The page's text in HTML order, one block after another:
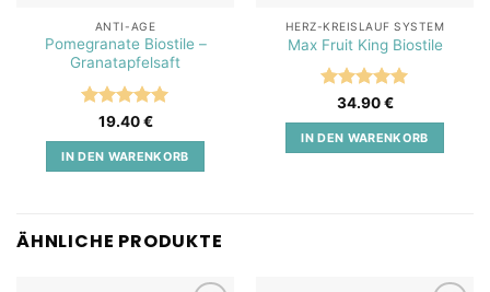
ANTI-AGE
Pomegranate Biostile –
Granatapfelsaft
Bewertet
mit5von
5
19.40€
IN DEN WARENKORB
HERZ-KREISLAUF SYSTEM
Max Fruit King Biostile
Bewertet
mit5von
5
34.90€
IN DEN WARENKORB
ÄHNLICHE PRODUKTE